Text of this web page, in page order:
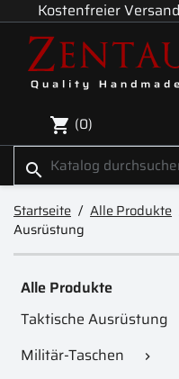
Kostenfreier
shopping_cart (0)
search
Startseite Alle Produkte
Ausrüstung
Alle Produkte
Taktische Ausrüstung
Militär-Taschen 